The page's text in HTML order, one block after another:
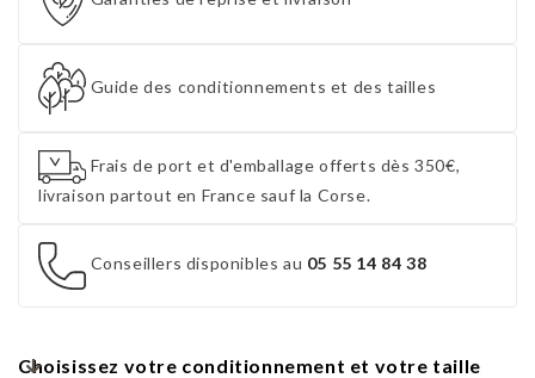
Guide des conditionnements et des tailles
Frais de port et d'emballage offerts dès 350€,
livraison partout en France sauf la Corse.
Conseillers disponibles au 05 55 14 84 38
Choisissez votre conditionnement et votre taille